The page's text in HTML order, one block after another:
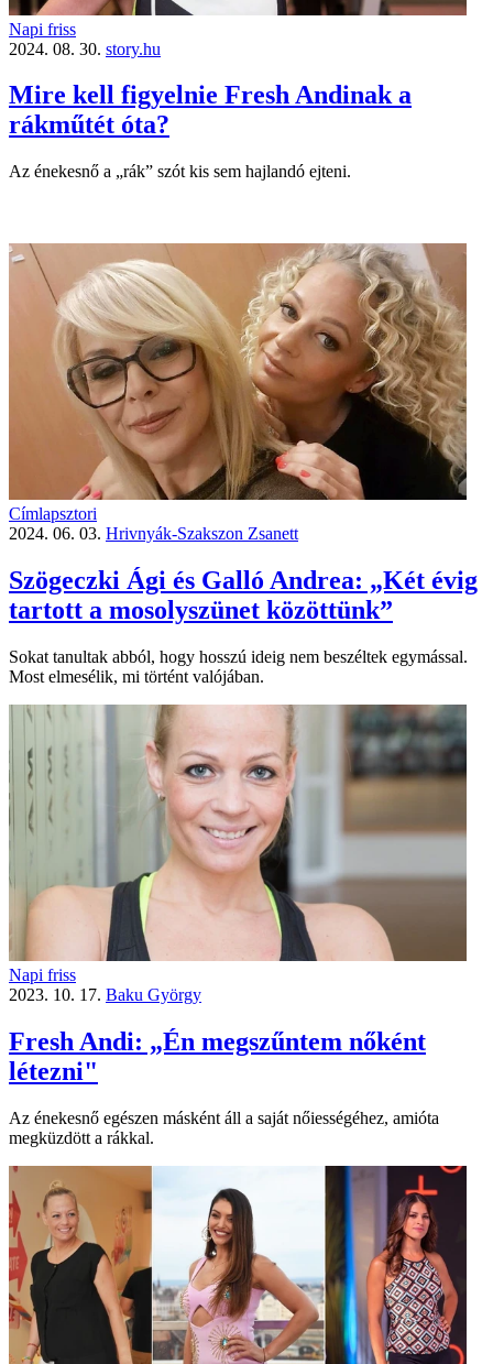
Napi friss
2024. 08. 30. story.hu
Mire kell figyelnie Fresh Andinak a
rákműtét óta?
Az énekesnő a „rák” szót kis sem hajlandó ejteni.
Címlapsztori
2024. 06. 03. Hrivnyák-Szakszon Zsanett
Szögeczki Ági és Galló Andrea: „Két évig
tartott a mosolyszünet közöttünk”
Sokat tanultak abból, hogy hosszú ideig nem beszéltek egymással.
Most elmesélik, mi történt valójában.
Napi friss
2023. 10. 17. Baku György
Fresh Andi: „Én megszűntem nőként
létezni"
Az énekesnő egészen másként áll a saját nőiességéhez, amióta
megküzdött a rákkal.